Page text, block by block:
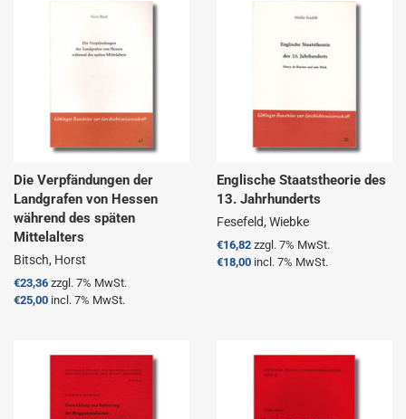
Die Verpfändungen der
Landgrafen von Hessen
während des späten
Mittelalters
Bitsch, Horst
Normaler
Preis
€23,36 zzgl. 7% MwSt.
€25,00 incl. 7% MwSt.
Englische Staatstheorie des
13. Jahrhunderts
Fesefeld, Wiebke
Normaler
Preis
€16,82 zzgl. 7% MwSt.
€18,00 incl. 7% MwSt.